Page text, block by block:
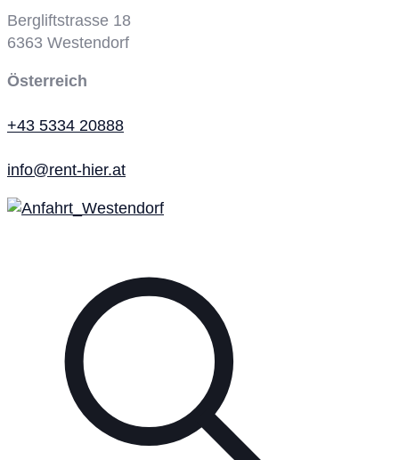
Bergliftstrasse 18
6363 Westendorf
Österreich
+43 5334 20888
info@rent-hier.at